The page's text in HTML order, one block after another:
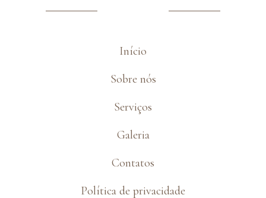
Início
Sobre nós
Serviços
Galeria
Contatos
Política de privacidade